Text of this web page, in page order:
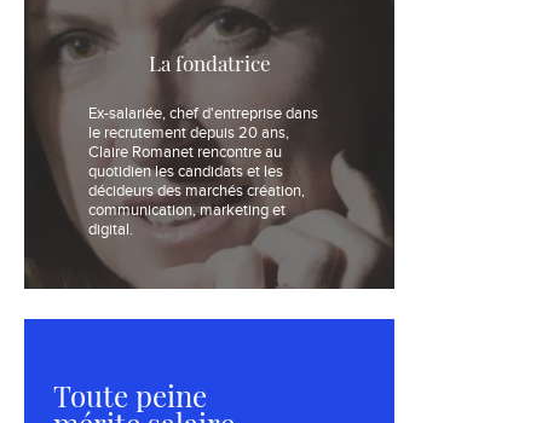
La fondatrice
Ex-salariée, chef d'entreprise dans
le recrutement depuis 20 ans,
Claire Romanet rencontre au
quotidien les candidats et les
décideurs des marchés création,
communication, marketing et
digital.
Toute peine